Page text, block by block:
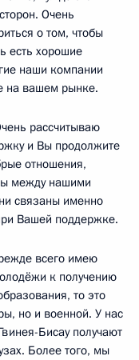
Очень
о том, чтобы
есть хорошие
наши компании
на вашем рынке.
рассчитываю
и Вы продолжите
отношения,
между нашими
связаны именно
Вашей поддержке.
всего имею
к получению
то это
но и военной. У нас
Бисау получают
Более того, мы